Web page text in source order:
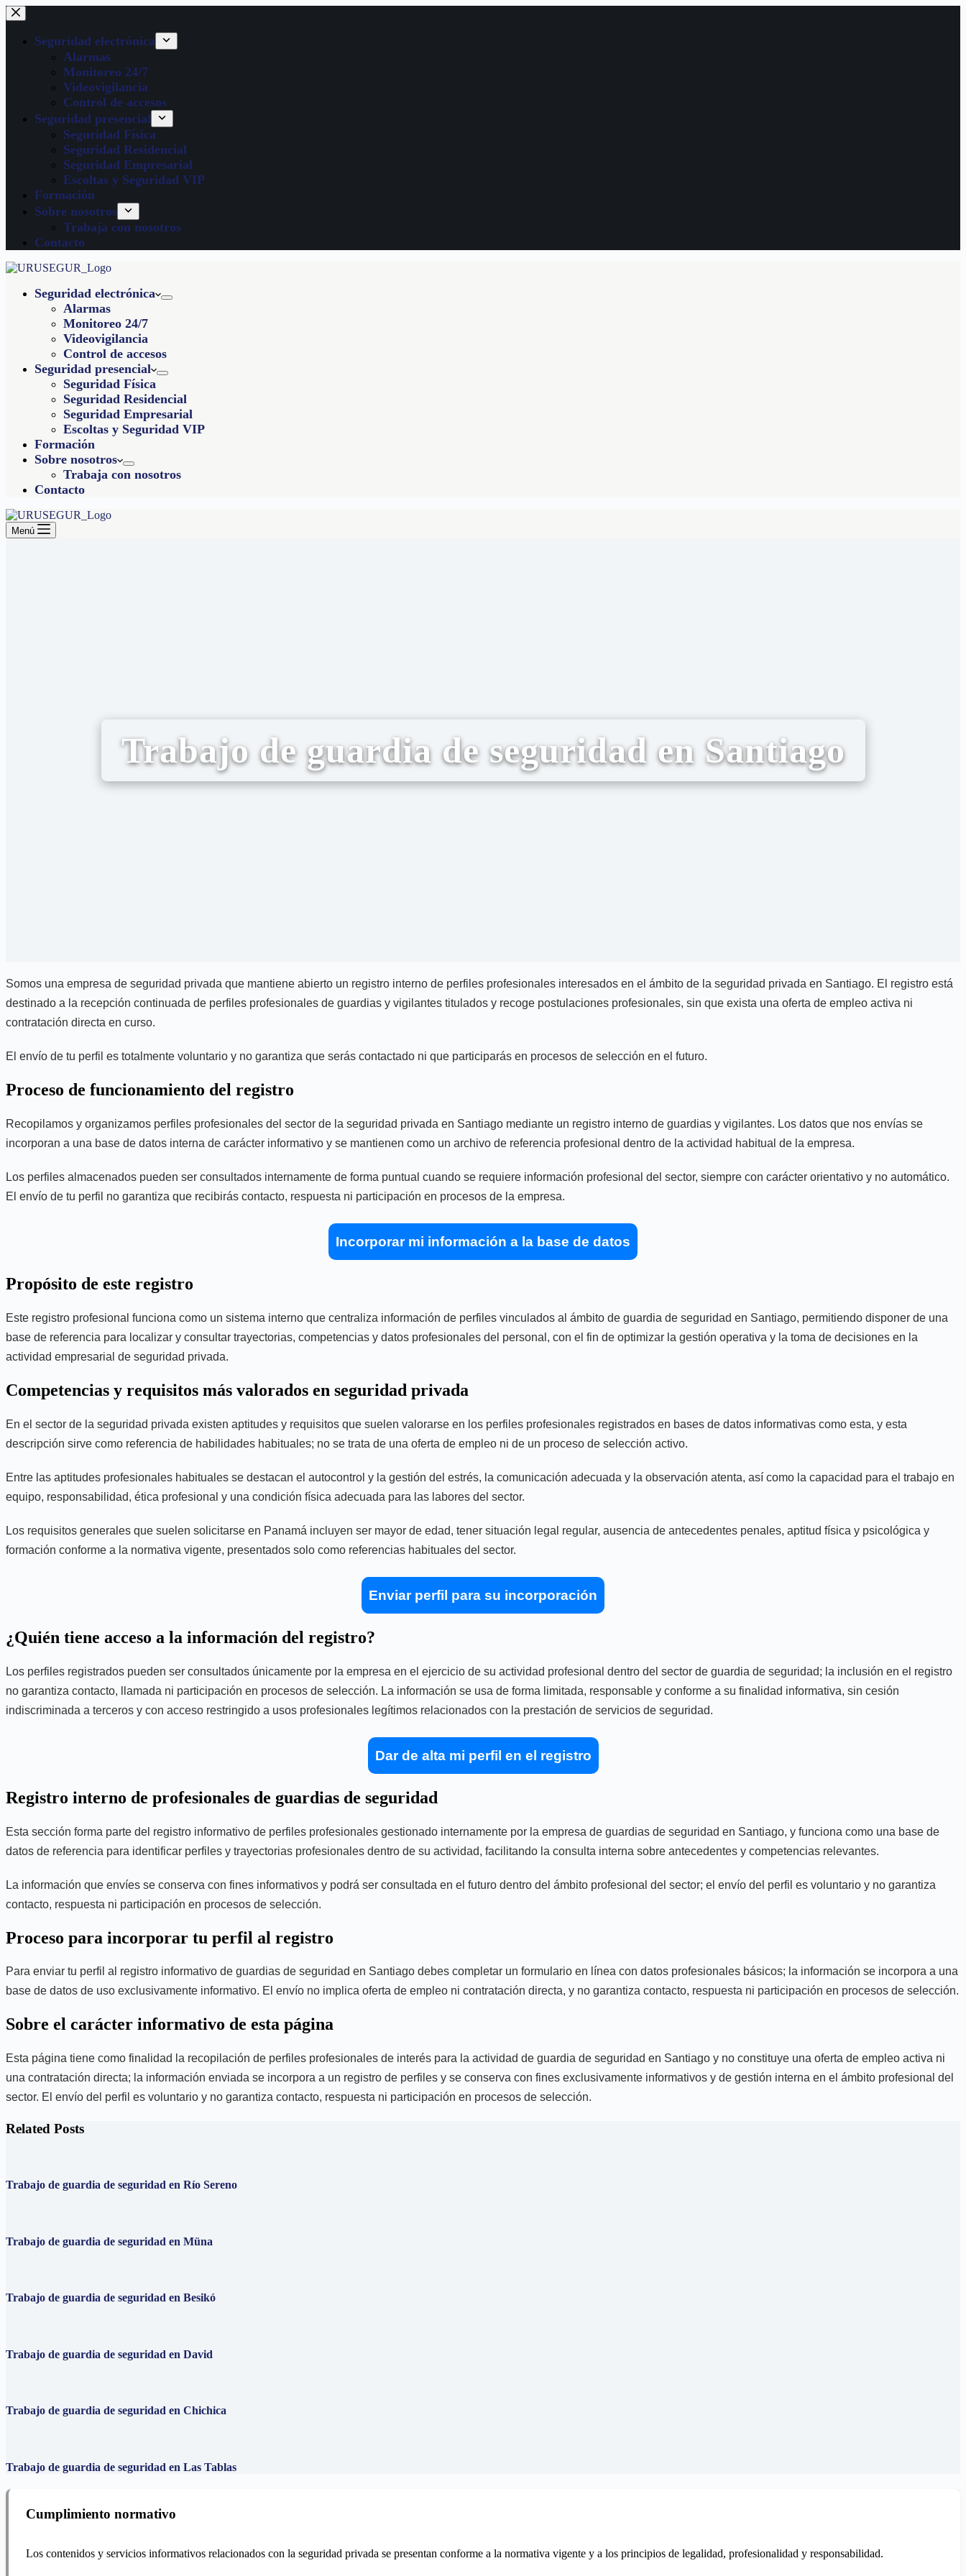
Seguridad electrónica
Alarmas
Monitoreo 24/7
Videovigilancia
Control de accesos
Seguridad presencial
Seguridad Física
Seguridad Residencial
Seguridad Empresarial
Escoltas y Seguridad VIP
Formación
Sobre nosotros
Trabaja con nosotros
Contacto
Seguridad electrónica
Alarmas
Monitoreo 24/7
Videovigilancia
Control de accesos
Seguridad presencial
Seguridad Física
Seguridad Residencial
Seguridad Empresarial
Escoltas y Seguridad VIP
Formación
Sobre nosotros
Trabaja con nosotros
Contacto
Menú
Trabajo de guardia de seguridad en Santiago
Somos una empresa de seguridad privada que mantiene abierto un registro interno de perfiles profesionales interesados en el ámbito de la seguridad privada en Santiago. El registro está
destinado a la recepción continuada de perfiles profesionales de guardias y vigilantes titulados y recoge postulaciones profesionales, sin que exista una oferta de empleo activa ni
contratación directa en curso.
El envío de tu perfil es totalmente voluntario y no garantiza que serás contactado ni que participarás en procesos de selección en el futuro.
Proceso de funcionamiento del registro
Recopilamos y organizamos perfiles profesionales del sector de la seguridad privada en Santiago mediante un registro interno de guardias y vigilantes. Los datos que nos envías se
incorporan a una base de datos interna de carácter informativo y se mantienen como un archivo de referencia profesional dentro de la actividad habitual de la empresa.
Los perfiles almacenados pueden ser consultados internamente de forma puntual cuando se requiere información profesional del sector, siempre con carácter orientativo y no automático.
El envío de tu perfil no garantiza que recibirás contacto, respuesta ni participación en procesos de la empresa.
Incorporar mi información a la base de datos
Propósito de este registro
Este registro profesional funciona como un sistema interno que centraliza información de perfiles vinculados al ámbito de guardia de seguridad en Santiago, permitiendo disponer de una
base de referencia para localizar y consultar trayectorias, competencias y datos profesionales del personal, con el fin de optimizar la gestión operativa y la toma de decisiones en la
actividad empresarial de seguridad privada.
Competencias y requisitos más valorados en seguridad privada
En el sector de la seguridad privada existen aptitudes y requisitos que suelen valorarse en los perfiles profesionales registrados en bases de datos informativas como esta, y esta
descripción sirve como referencia de habilidades habituales; no se trata de una oferta de empleo ni de un proceso de selección activo.
Entre las aptitudes profesionales habituales se destacan el autocontrol y la gestión del estrés, la comunicación adecuada y la observación atenta, así como la capacidad para el trabajo en
equipo, responsabilidad, ética profesional y una condición física adecuada para las labores del sector.
Los requisitos generales que suelen solicitarse en Panamá incluyen ser mayor de edad, tener situación legal regular, ausencia de antecedentes penales, aptitud física y psicológica y
formación conforme a la normativa vigente, presentados solo como referencias habituales del sector.
Enviar perfil para su incorporación
¿Quién tiene acceso a la información del registro?
Los perfiles registrados pueden ser consultados únicamente por la empresa en el ejercicio de su actividad profesional dentro del sector de guardia de seguridad; la inclusión en el registro
no garantiza contacto, llamada ni participación en procesos de selección. La información se usa de forma limitada, responsable y conforme a su finalidad informativa, sin cesión
indiscriminada a terceros y con acceso restringido a usos profesionales legítimos relacionados con la prestación de servicios de seguridad.
Dar de alta mi perfil en el registro
Registro interno de profesionales de guardias de seguridad
Esta sección forma parte del registro informativo de perfiles profesionales gestionado internamente por la empresa de guardias de seguridad en Santiago, y funciona como una base de
datos de referencia para identificar perfiles y trayectorias profesionales dentro de su actividad, facilitando la consulta interna sobre antecedentes y competencias relevantes.
La información que envíes se conserva con fines informativos y podrá ser consultada en el futuro dentro del ámbito profesional del sector; el envío del perfil es voluntario y no garantiza
contacto, respuesta ni participación en procesos de selección.
Proceso para incorporar tu perfil al registro
Para enviar tu perfil al registro informativo de guardias de seguridad en Santiago debes completar un formulario en línea con datos profesionales básicos; la información se incorpora a una
base de datos de uso exclusivamente informativo. El envío no implica oferta de empleo ni contratación directa, y no garantiza contacto, respuesta ni participación en procesos de selección.
Sobre el carácter informativo de esta página
Esta página tiene como finalidad la recopilación de perfiles profesionales de interés para la actividad de guardia de seguridad en Santiago y no constituye una oferta de empleo activa ni
una contratación directa; la información enviada se incorpora a un registro de perfiles y se conserva con fines exclusivamente informativos y de gestión interna en el ámbito profesional del
sector. El envío del perfil es voluntario y no garantiza contacto, respuesta ni participación en procesos de selección.
Related Posts
Trabajo de guardia de seguridad en Río Sereno
Trabajo de guardia de seguridad en Müna
Trabajo de guardia de seguridad en Besikó
Trabajo de guardia de seguridad en David
Trabajo de guardia de seguridad en Chichica
Trabajo de guardia de seguridad en Las Tablas
Cumplimiento normativo
Los contenidos y servicios informativos relacionados con la seguridad privada se presentan conforme a la normativa vigente y a los principios de legalidad, profesionalidad y responsabilidad.